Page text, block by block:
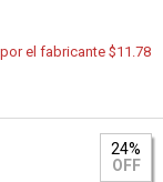
el fabricante $11.78
24%
OFF